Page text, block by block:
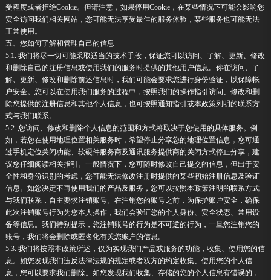
受程度或者拒绝Cookie。但请注意，如果停用Cookie，在某些情况下可能会影响您
安全访问我们相关网站，您可能无法享受最佳的服务体验，某些服务也可能无法
正常使用。
五、您如何了解和管理自己的信息
5.1. 我们将尽一切可能采取适当的技术手段，保证您可以访问、了解、更新、修改
和删除自己的注册信息或使用我们的服务时提供的其他用户信息。你在访问、了
解、更新、修改和删除前述信息时，我们可能会要求您进行身份验证，以保障帐
户安全。您可以在使用我们服务的过程中，按照我们的操作指引访问、修改和删
除您提供的注册信息和其他个人信息，也可按照通知指引或本政策列明的联系方
式与我们联系。
5.2. 您访问、修改和删除个人信息的范围和方式将取决于您使用的具体服务。例
如，若您在使用地理位置相关服务时，希望停止分享您的地理位置信息，您可通
过手机定位关闭功能、软硬件服务商及通讯服务提供商的关闭方式停止分享，建
议您仔细阅读相关指引。一般情况下，您可随时修改自己提交的信息，但出于安
全性和身份识别的考虑，您可能无法修改注册时提供的某些初始注册信息及验证
信息。如您决定不再使用我们的产品及服务，您可以按照本政策注明的联系方式
与我们联系，自主要求注销账号。在注销您的账号之前，为保护账户安全，确保
此次注销账号行为为您本人操作，我们会验证您的个人身份、安全状态、常用设
备等信息。我们特别提示，您注销账号的行为是不可逆的行为，一旦您注销您的
账号，我们将会删除或匿名化有关您账户的信息。
5.3. 我们将按照本政策所述，仅为实现我们产品或服务的功能，收集、使用您的信
息。如您发现我们违反法律法规的规定或者双方的约定收集、使用您的个人信
息，您可以要求我们删除。如您发现我们收集、存储的您的个人信息有错误的，